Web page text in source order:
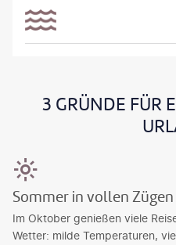
3 GRÜNDE FÜR
Sommer in vollen
Im Oktober genießen viele
Wetter: milde Temperaturen,